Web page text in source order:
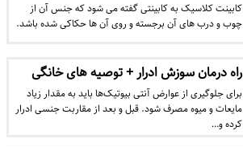
کابینت کلاسیک به کابینتی گفته می شود که جنس آن از
چوب و درب های آن برجسته و روی آن ها حکاکی شده باشد.
راه درمان سوزش ادرار + توصیه های خانگی
برای جلوگیری از عوارض آنتی بیوتیک‌ها باید به مقدار زیاد
مایعات و میوه مصرف شود. قبل و بعد از مقاربت جنسی ادرار
کرده و…